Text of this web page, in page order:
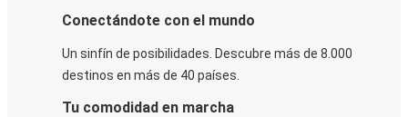
Conectándote con el mundo
Un sinfín de posibilidades. Descubre más de 8.000
destinos en más de 40 países.
Tu comodidad en marcha